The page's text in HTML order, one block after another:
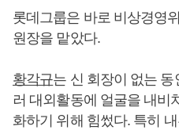
롯데그룹은 바로 비상경영
원장을 맡았다.
황각규는 신 회장이 없는 동
러 대외활동에 얼굴을 내비
화하기 위해 힘썼다. 특히